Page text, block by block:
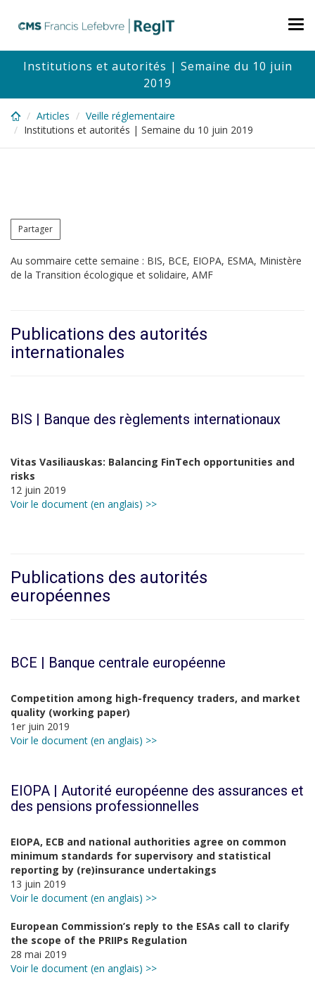
content
Institutions et autorités | Semaine du 10 juin
2019
Articles
Veille réglementaire
Institutions et autorités | Semaine du 10 juin 2019
Partager
Au sommaire cette semaine : BIS, BCE, EIOPA, ESMA, Ministère
de la Transition écologique et solidaire, AMF
Publications des autorités
internationales
BIS | Banque des règlements internationaux
Vitas Vasiliauskas: Balancing FinTech opportunities and
risks
12 juin 2019
Voir le document (en anglais) >>
Publications des autorités
européennes
BCE | Banque centrale européenne
Competition among high-frequency traders, and market
quality (working paper)
1er juin 2019
Voir le document (en anglais) >>
EIOPA | Autorité européenne des assurances et
des pensions professionnelles
EIOPA, ECB and national authorities agree on common
minimum standards for supervisory and statistical
reporting by (re)insurance undertakings
13 juin 2019
Voir le document (en anglais) >>
European Commission’s reply to the ESAs call to clarify
the scope of the PRIIPs Regulation
28 mai 2019
Voir le document (en anglais) >>